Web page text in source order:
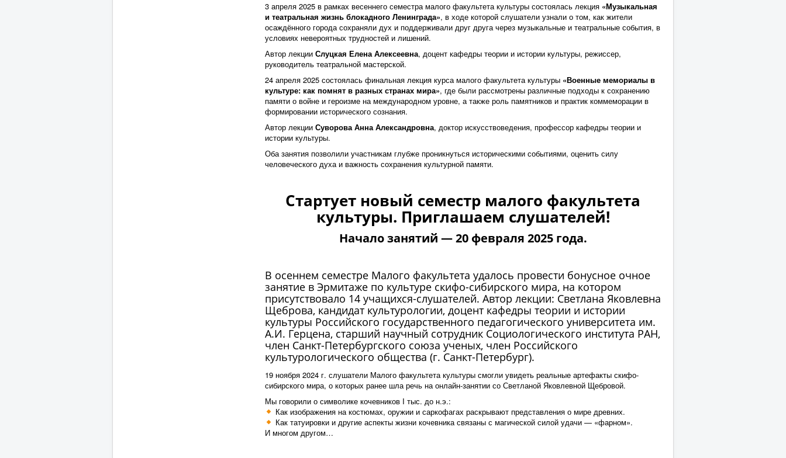
3 апреля 2025 в рамках весеннего семестра малого факультета культуры состоялась лекция «Музыкальная
и театральная жизнь блокадного Ленинграда», в ходе которой слушатели узнали о том, как жители
осаждённого города сохраняли дух и поддерживали друг друга через музыкальные и театральные события, в
условиях невероятных трудностей и лишений.
Автор лекции Слуцкая Елена Алексеевна, доцент кафедры теории и истории культуры, режиссер,
руководитель театральной мастерской.
24 апреля 2025 состоялась финальная лекция курса малого факультета культуры «Военные мемориалы в
культуре: как помнят в разных странах мира», где были рассмотрены различные подходы к сохранению
памяти о войне и героизме на международном уровне, а также роль памятников и практик коммеморации в
формировании исторического сознания.
Автор лекции Суворова Анна Александровна, доктор искусствоведения, профессор кафедры теории и
истории культуры.
Оба занятия позволили участникам глубже проникнуться историческими событиями, оценить силу
человеческого духа и важность сохранения культурной памяти.
Стартует новый семестр малого факультета
культуры. Приглашаем слушателей!
Начало занятий — 20 февраля 2025 года.
В осеннем семестре Малого факультета удалось провести бонусное очное
занятие в Эрмитаже по культуре скифо-сибирского мира, на котором
присутствовало 14 учащихся-слушателей. Автор лекции: Светлана Яковлевна
Щеброва, кандидат культурологии, доцент кафедры теории и истории
культуры Российского государственного педагогического университета им.
А.И. Герцена, старший научный сотрудник Социологического института РАН,
член Санкт-Петербургского союза ученых, член Российского
культурологического общества (г. Санкт-Петербург).
19 ноября 2024 г. слушатели Малого факультета культуры смогли увидеть реальные артефакты скифо-
сибирского мира, о которых ранее шла речь на онлайн-занятии со Светланой Яковлевной Щебровой.
Мы говорили о символике кочевников I тыс. до н.э.:
Как изображения на костюмах, оружии и саркофагах раскрывают представления о мире древних.
Как татуировки и другие аспекты жизни кочевника связаны с магической силой удачи — «фарном».
И многом другом…